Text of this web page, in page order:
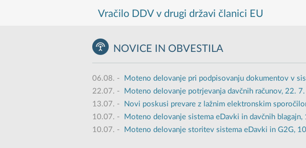
Vračilo DDV v drugi državi članici EU
NOVICE IN OBVESTILA
06.08. -
Moteno delovanje pri podpisovanju dokumentov v
22.07. -
Moteno delovanje potrjevanja davčnih računov, 22.
13.07. -
Novi poskusi prevare z lažnim elektronskim
10.07. -
Moteno delovanje sistema eDavki in davčnih
10.07. - Moteno delovanje storitev sistema eDavki in G2G,